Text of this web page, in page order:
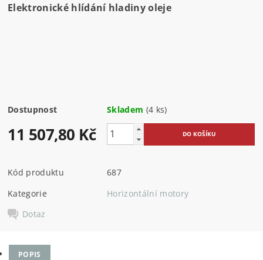
Elektronické hlídání hladiny oleje
Dostupnost Skladem (4 ks)
11 507,80 Kč
Kód produktu
687
Kategorie
Horizontální motory
Dotaz
POPIS